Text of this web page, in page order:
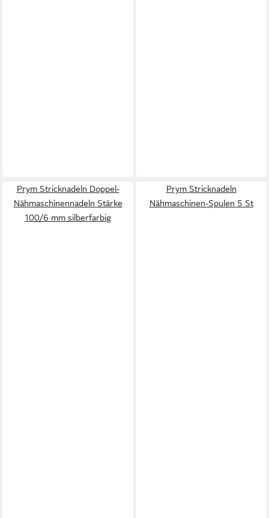
Prym Stricknadeln Doppel-
Nähmaschinennadeln Stärke
100/6 mm silberfarbig
Prym Stricknadeln
Nähmaschinen-Spulen 5 St